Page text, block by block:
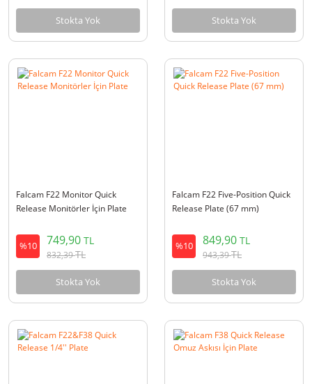
Stokta Yok Stokta Yok
Falcam F22 Monitor Quick
Release Monitörler İçin Plate
%10 749,90 TL
832,39TL
Stokta Yok
Falcam F22 Five-Position Quick
Release Plate (67 mm)
%10 849,90 TL
943,39TL
Stokta Yok